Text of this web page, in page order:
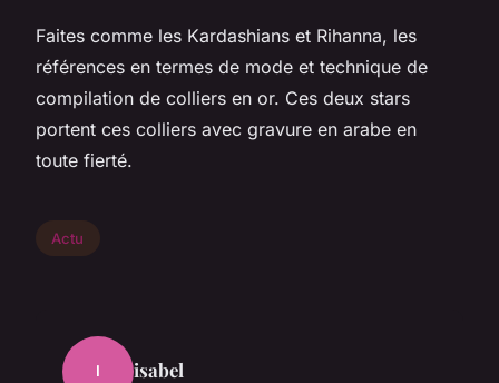
Faites comme les Kardashians et Rihanna, les
références en termes de mode et technique de
compilation de colliers en or. Ces deux stars
portent ces colliers avec gravure en arabe en
toute fierté.
Actu
I isabel